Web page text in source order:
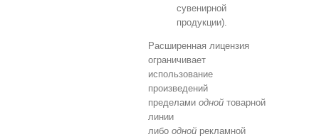
сувенирной
продукции).
Расширенная лицензия
ограничивает
использование
произведений
пределами одной товарной
линии
либо одной рекламной